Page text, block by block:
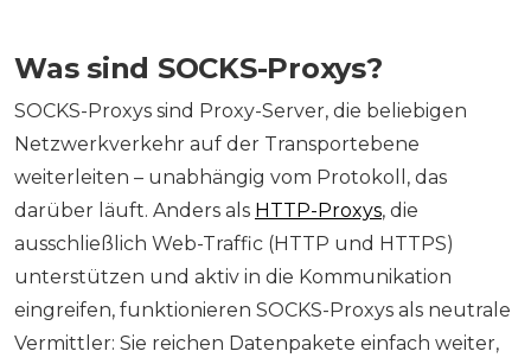
Was sind SOCKS-Proxys?
SOCKS-Proxys sind Proxy-Server, die beliebigen
Netzwerkverkehr auf der Transportebene
weiterleiten – unabhängig vom Protokoll, das
darüber läuft. Anders als HTTP-Proxys, die
ausschließlich Web-Traffic (HTTP und HTTPS)
unterstützen und aktiv in die Kommunikation
eingreifen, funktionieren SOCKS-Proxys als neutrale
Vermittler: Sie reichen Datenpakete einfach weiter,